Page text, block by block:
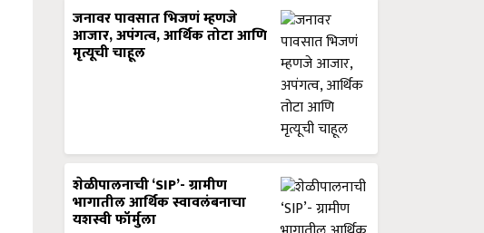
जनावर पावसात भिजणं म्हणजे
आजार, अपंगत्व, आर्थिक तोटा आणि
मृत्यूची चाहूल
शेळीपालनाची ‘SIP’- ग्रामीण
भागातील आर्थिक स्वावलंबनाचा
यशस्वी फॉर्मुला